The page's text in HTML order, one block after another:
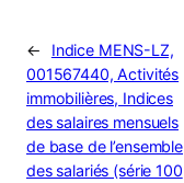
←
Indice MENS-LZ,
001567440, Activités
immobilières, Indices
des salaires mensuels
de base de l’ensemble
des salariés (série 100